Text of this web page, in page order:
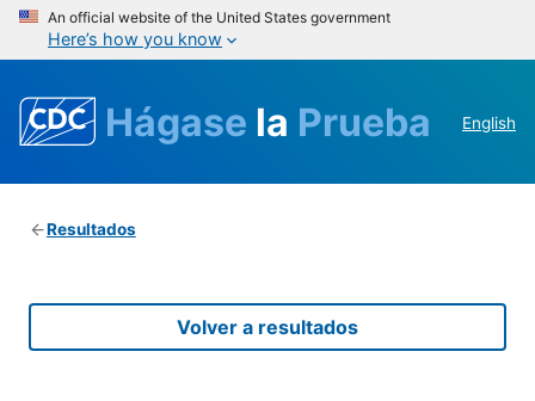
An official website of the United States government
Here’s how you know
Hágase la Prueba English
Resultados
Volver a resultados